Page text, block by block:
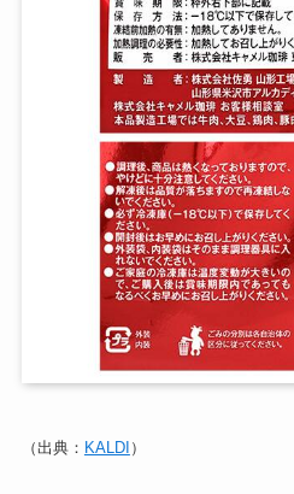
（出典： KALDI ）